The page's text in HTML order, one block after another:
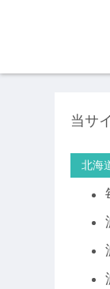
当サ
北海